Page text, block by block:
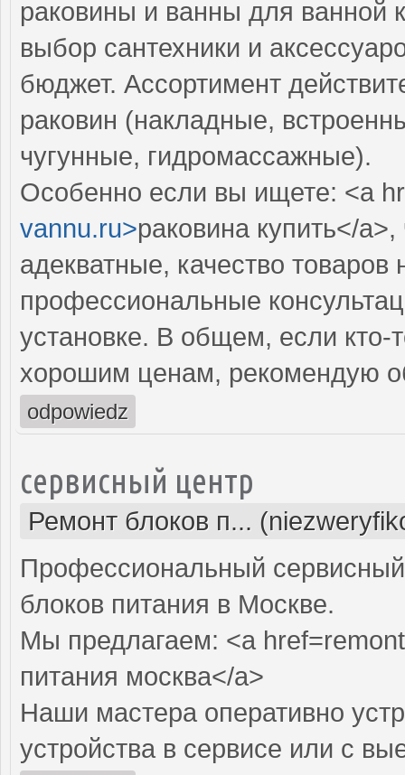
раковины и ванны для ванной
выбор сантехники и
бюджет. Ассортимент
раковин (накладные,
чугунные, гидромассажные).
Особенно если вы ищете: <a
vannu.ru>раковина купить</
адекватные, качество
профессиональные
установке. В общем, если кто-
хорошим ценам, рекомендую
odpowiedz
сервисный центр
Ремонт блоков п...
Профессиональный
блоков питания в Москве.
Мы предлагаем: <a
питания москва</a>
Наши мастера оперативно
устройства в сервисе или с